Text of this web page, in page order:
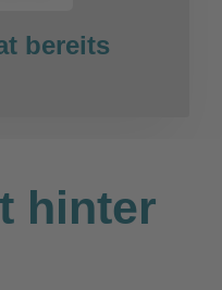
bereits
hinter